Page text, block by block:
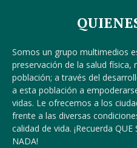
Somos un grupo multimedios
preservación de la salud física,
población; a través del
a esta población a
vidas. Le ofrecemos a los
frente a las diversas
calidad de vida. ¡Recuerda
NADA!